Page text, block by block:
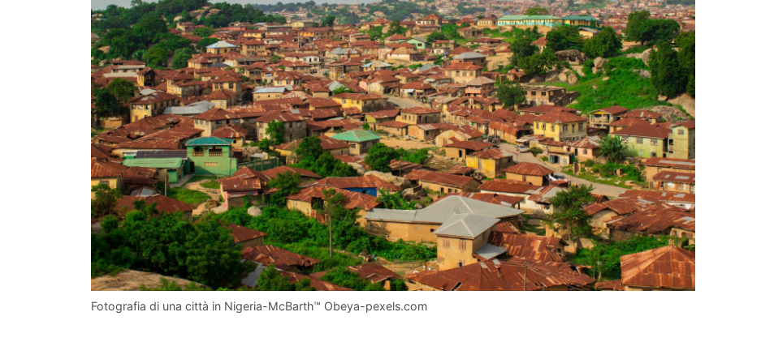
Fotografia di una città in Nigeria-McBarth™ Obeya-pexels.com